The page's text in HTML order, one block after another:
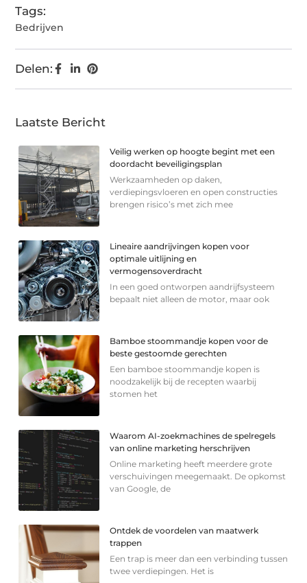
Tags:
Bedrijven
Delen:
Laatste Bericht
Veilig werken op hoogte begint met een
doordacht beveiligingsplan
Werkzaamheden op daken,
verdiepingsvloeren en open constructies
brengen risico’s met zich mee
Lineaire aandrijvingen kopen voor
optimale uitlijning en
vermogensoverdracht
In een goed ontworpen aandrijfsysteem
bepaalt niet alleen de motor, maar ook
Bamboe stoommandje kopen voor de
beste gestoomde gerechten
Een bamboe stoommandje kopen is
noodzakelijk bij de recepten waarbij
stomen het
Waarom AI-zoekmachines de spelregels
van online marketing herschrijven
Online marketing heeft meerdere grote
verschuivingen meegemaakt. De opkomst
van Google, de
Ontdek de voordelen van maatwerk
trappen
Een trap is meer dan een verbinding tussen
twee verdiepingen. Het is